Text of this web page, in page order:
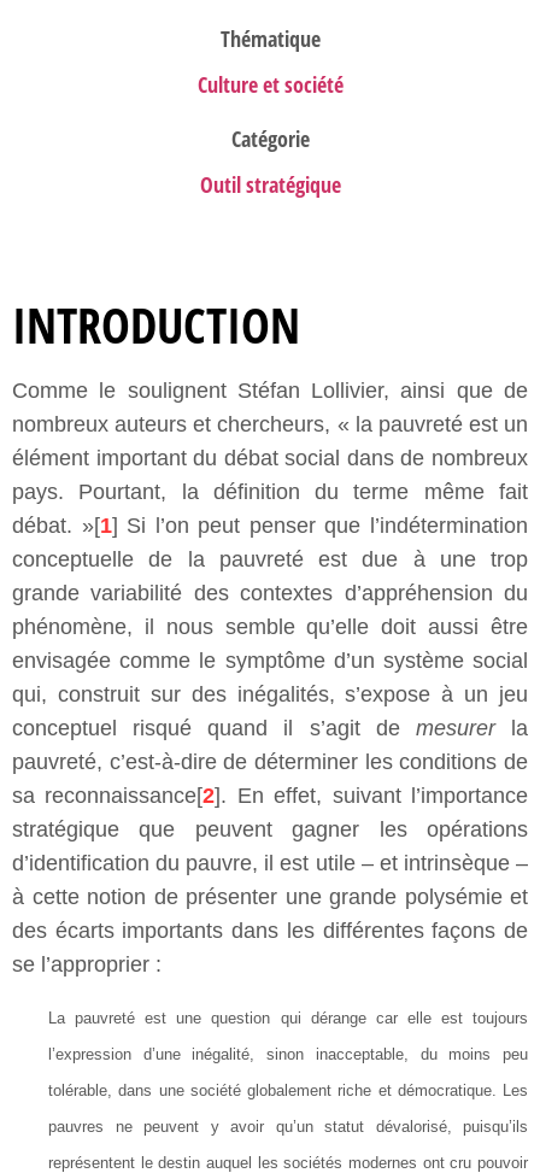
Thématique
Culture et société
Catégorie
Outil stratégique
INTRODUCTION
Comme le soulignent Stéfan Lollivier, ainsi que de
nombreux auteurs et chercheurs, « la pauvreté est un
élément important du débat social dans de nombreux
pays. Pourtant, la définition du terme même fait
débat. »[1] Si l’on peut penser que l’indétermination
conceptuelle de la pauvreté est due à une trop
grande variabilité des contextes d’appréhension du
phénomène, il nous semble qu’elle doit aussi être
envisagée comme le symptôme d’un système social
qui, construit sur des inégalités, s’expose à un jeu
conceptuel risqué quand il s’agit de mesurerla
pauvreté, c’est-à-dire de déterminer les conditions de
sa reconnaissance[2]. En effet, suivant l’importance
stratégique que peuvent gagner les opérations
d’identification du pauvre, il est utile – et intrinsèque –
à cette notion de présenter une grande polysémie et
des écarts importants dans les différentes façons de
se l’approprier :
La pauvreté est une question qui dérange car elle est toujours
l’expression d’une inégalité, sinon inacceptable, du moins peu
tolérable, dans une société globalement riche et démocratique. Les
pauvres ne peuvent y avoir qu’un statut dévalorisé, puisqu’ils
représentent le destin auquel les sociétés modernes ont cru pouvoir